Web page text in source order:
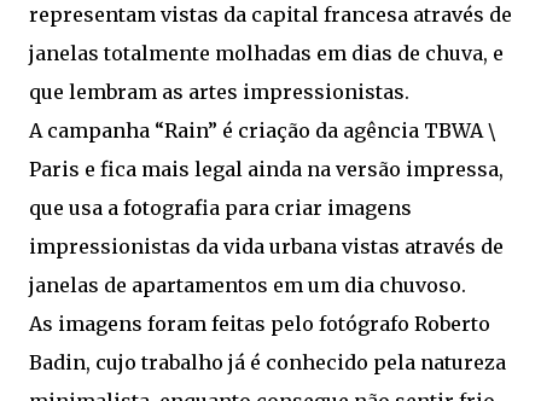
representam vistas da capital francesa através de
janelas totalmente molhadas em dias de chuva, e
que lembram as artes impressionistas.
A campanha “Rain” é criação da agência TBWA \
Paris e fica mais legal ainda na versão impressa,
que usa a fotografia para criar imagens
impressionistas da vida urbana vistas através de
janelas de apartamentos em um dia chuvoso.
As imagens foram feitas pelo fotógrafo Roberto
Badin, cujo trabalho já é conhecido pela natureza